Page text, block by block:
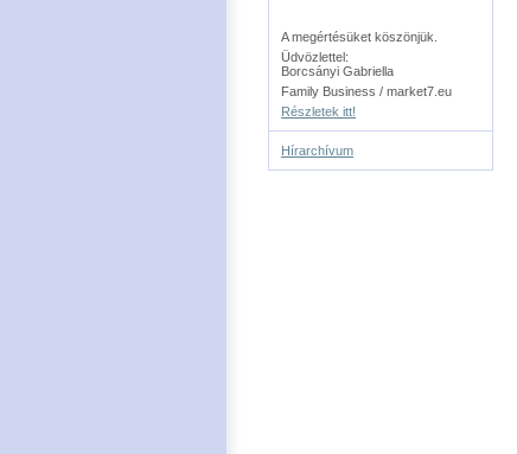
A megértésüket köszönjük.
Üdvözlettel:
Borcsányi Gabriella
Family Business / market7.eu
Részletek itt!
Hírarchívum